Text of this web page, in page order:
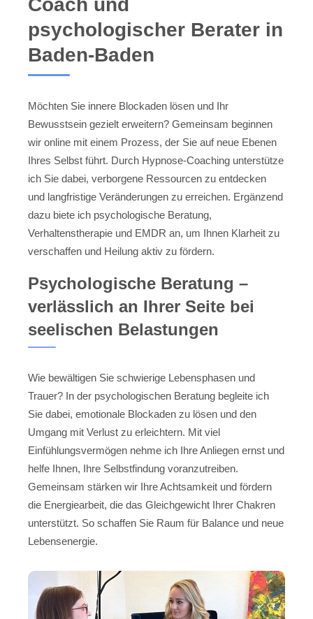
Coach und
psychologischer Berater in
Baden-Baden
Möchten Sie innere Blockaden lösen und Ihr
Bewusstsein gezielt erweitern? Gemeinsam beginnen
wir online mit einem Prozess, der Sie auf neue Ebenen
Ihres Selbst führt. Durch Hypnose-Coaching unterstütze
ich Sie dabei, verborgene Ressourcen zu entdecken
und langfristige Veränderungen zu erreichen. Ergänzend
dazu biete ich psychologische Beratung,
Verhaltenstherapie und EMDR an, um Ihnen Klarheit zu
verschaffen und Heilung aktiv zu fördern.
Psychologische Beratung –
verlässlich an Ihrer Seite bei
seelischen Belastungen
Wie bewältigen Sie schwierige Lebensphasen und
Trauer? In der psychologischen Beratung begleite ich
Sie dabei, emotionale Blockaden zu lösen und den
Umgang mit Verlust zu erleichtern. Mit viel
Einfühlungsvermögen nehme ich Ihre Anliegen ernst und
helfe Ihnen, Ihre Selbstfindung voranzutreiben.
Gemeinsam stärken wir Ihre Achtsamkeit und fördern
die Energiearbeit, die das Gleichgewicht Ihrer Chakren
unterstützt. So schaffen Sie Raum für Balance und neue
Lebensenergie.